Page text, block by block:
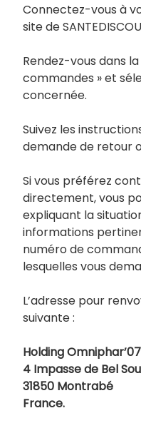
Connectez-vous à
site de
Rendez-vous dans
commandes » et
concernée.
Suivez les
demande de retour
Si vous préférez
directement, vous
expliquant la
informations
numéro de
lesquelles vous
L’adresse pour
suivante :
Holding
4 Impasse de Bel
31850 Montrabé
France.